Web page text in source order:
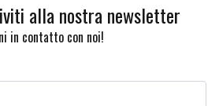
alla nostra newsletter
in contatto con noi!